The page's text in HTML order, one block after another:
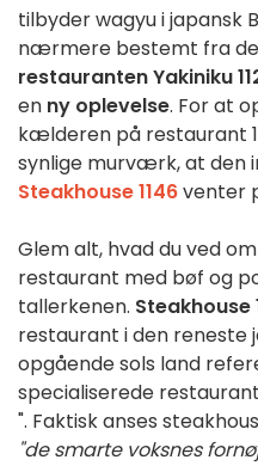
tilbyder wagyu i japansk
nærmere bestemt fra
restauranten Yakiniku
en ny oplevelse. For at
kælderen på restaurant
synlige murværk, at den
Steakhouse 1146venter
Glem alt, hvad du ved
restaurant med bøf og
tallerkenen. Steakhouse
restaurant i den reneste
opgående sols land
specialiserede
". Faktisk anses
"de smarte voksnes